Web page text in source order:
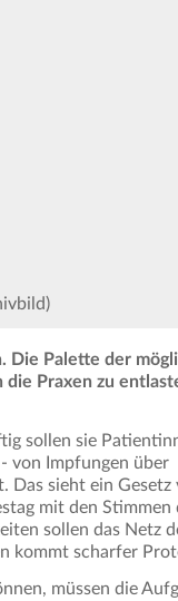
Die Palette der
Praxen zu
sollen sie
von Impfungen über
Das sieht ein Gesetz
mit den Stimmen
sollen das Netz
kommt scharfer
müssen die